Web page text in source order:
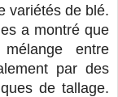
variétés de blé.
a montré que
entre
par des
de tallage.